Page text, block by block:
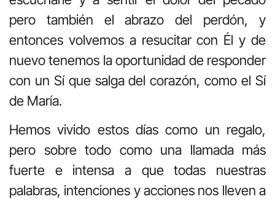
pero también el abrazo del perdón, y
entonces volvemos a resucitar con Él y de
nuevo tenemos la oportunidad de responder
con un Sí que salga del corazón, como el Sí
de María.
Hemos vivido estos días como un regalo,
pero sobre todo como una llamada más
fuerte e intensa a que todas nuestras
palabras, intenciones y acciones nos lleven a